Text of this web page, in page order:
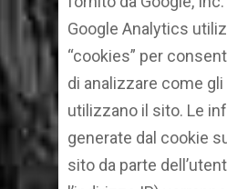
Google Analytics
“cookies” per
di analizzare come
utilizzano il sito. Le
generate dal cookie
sito da parte